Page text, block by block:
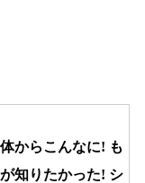
からこんなに! も
知りたかった! シ